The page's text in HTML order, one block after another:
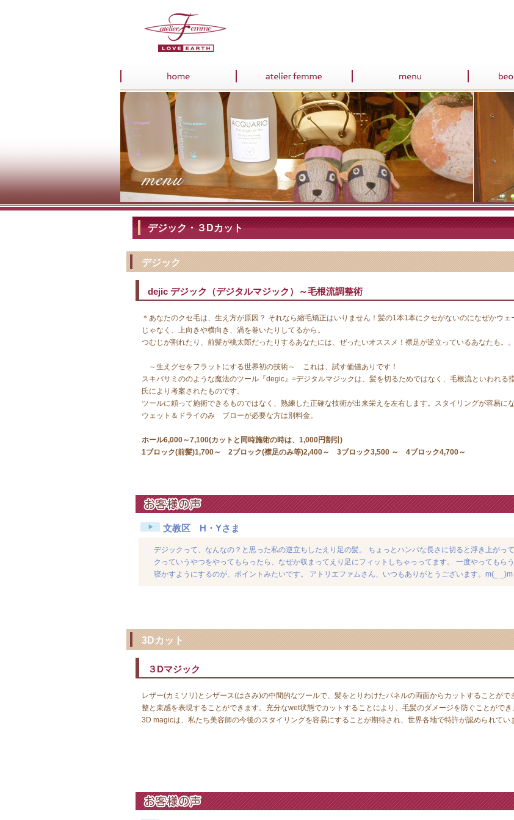
デジック・３Dカット
デジック
dejic デジック（デジタルマジック）～毛根流調整術
＊あなたのクセ毛は、生え方が原因？ それなら縮毛矯正はいりません！髪の1本1本にクセがないのになぜかウ
じゃなく、上向きや横向き、渦を巻いたりしてるから。
つむじが割れたり、前髪が桃太郎だったりするあなたには、ぜったいオススメ！襟足が逆立っているあなたも。。
～生えグセをフラットにする世界初の技術～ これは、試す価値ありです！
スキバサミののような魔法のツール『degic』=デジタルマジックは、髪を切るためではなく、毛根流といわれる
氏により考案されたものです。
ツールに頼って施術できるものではなく、熟練した正確な技術が出来栄えを左右します。スタイリングが容易に
ウェット＆ドライのみ ブローが必要な方は別料金。
ホール6,000～7,100(カットと同時施術の時は、1,000円割引)
1ブロック(前髪)1,700～ 2ブロック(襟足のみ等)2,400～ 3ブロック3,500 ～ 4ブロック4,700～
文教区 H・Yさま
デジックって、なんなの？と思った私の逆立ちしたえり足の髪。 ちょっとハンパな長さに切ると浮き上がっ
クっていうやつをやってもらったら、なぜか収まってえり足にフィットしちゃっってます。 一度やってもら
寝かすようにするのが、ポイントみたいです。 アトリエファムさん、いつもありがとうございます。m(_ _)m
3Dカット
３Dマジック
レザー(カミソリ)とシザース(はさみ)の中間的なツールで、髪をとりわけたパネルの両面からカットすることがで
整と束感を表現することができます。充分なwet状態でカットすることにより、毛髪のダメージを防ぐことができ
3D magicは、私たち美容師の今後のスタイリングを容易にすることが期待され、世界各地で特許が認められてい